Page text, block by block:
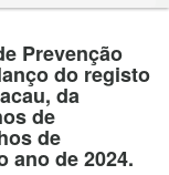
Prevenção
do registo
da
de
de
ano de 2024.